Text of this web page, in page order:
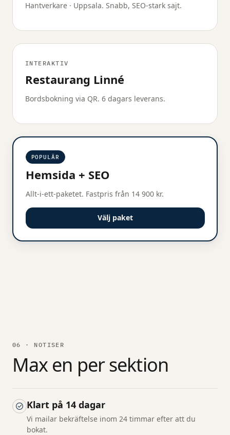
Hantverkare · Uppsala. Snabb, SEO-stark sajt.
INTERAKTIV
Restaurang Linné
Bordsbokning via QR. 6 dagars leverans.
POPULÄR
Hemsida + SEO
Allt-i-ett-paketet. Fastpris från 14 900 kr.
Välj paket
06 · NOTISER
Max en per sektion
Klart på 14 dagar
Vi mailar bekräftelse inom 24 timmar efter att du
bokat.